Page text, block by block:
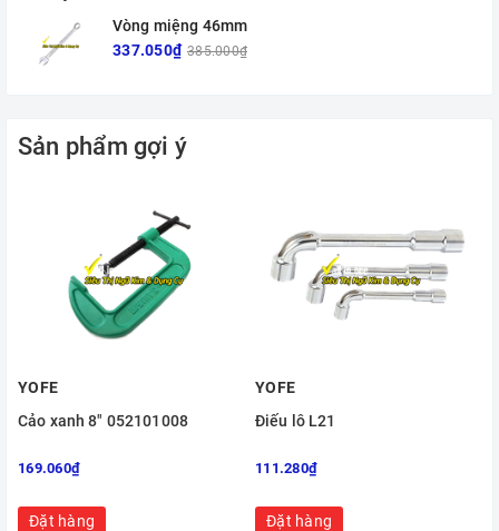
Vòng miệng 46mm
337.050₫ 385.000₫
Sản phẩm gợi ý
YOFE
Cảo xanh 8" 052101008
169.060₫
Đặt hàng
YOFE
Điếu lỗ L21
111.280₫
Đặt hàng